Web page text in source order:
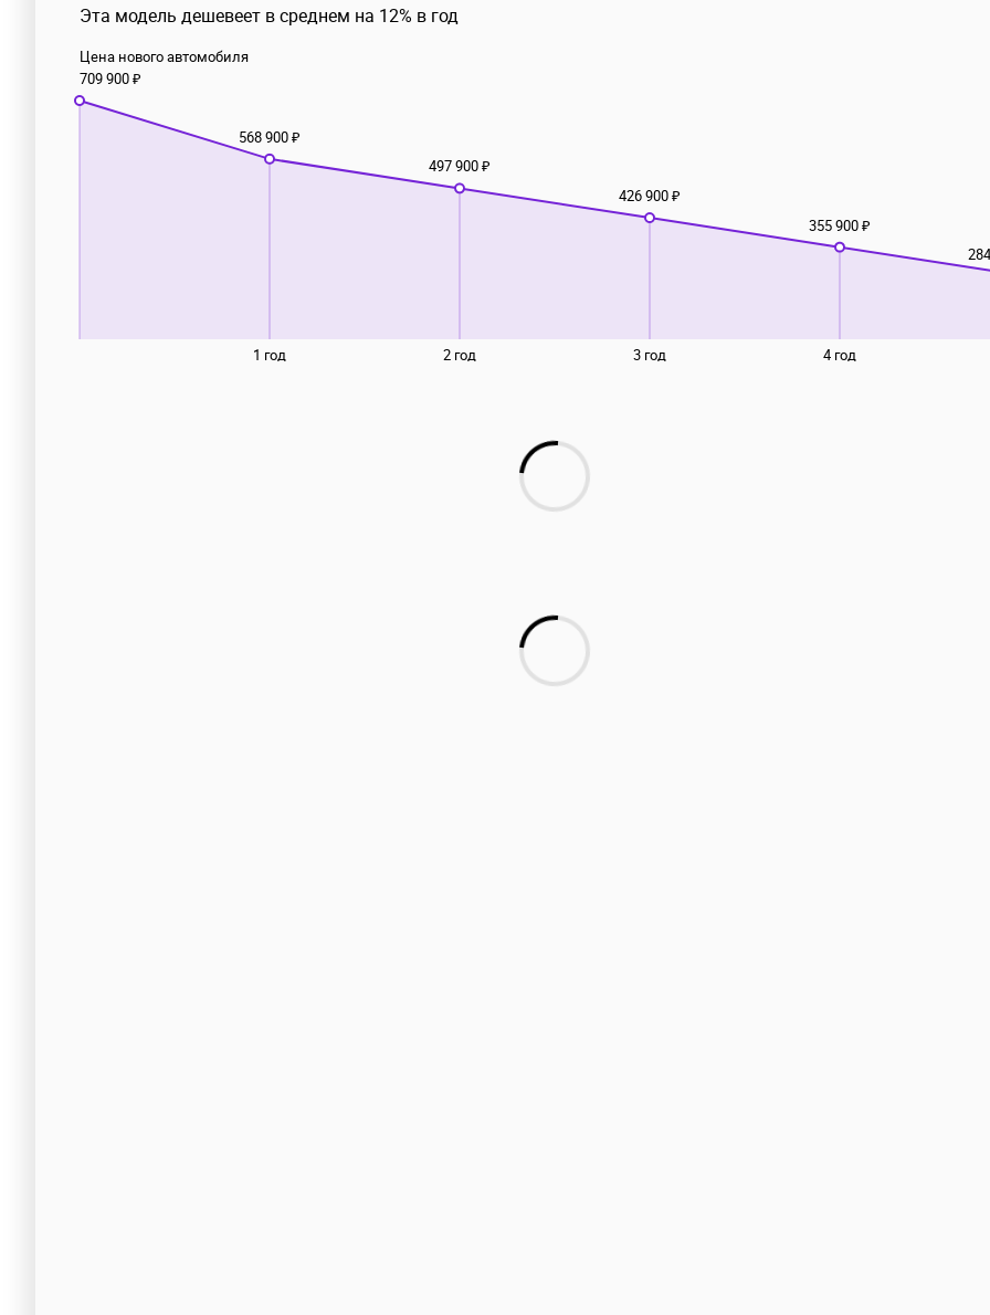
Эта модель дешевеет в среднем на 12% в год
1 год 2 год 3 год 4 год
Цена нового автомобиля
709 900 ₽
568 900 ₽
497 900 ₽
426 900 ₽
355 900 ₽